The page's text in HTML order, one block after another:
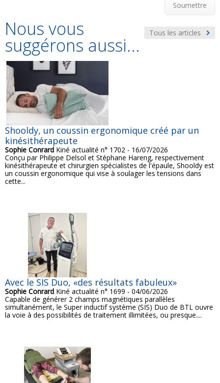
Soumettre
Tous les articles
Nous vous
suggérons aussi...
Shooldy, un coussin ergonomique créé par un
kinésithérapeute
Sophie Conrard Kiné actualité n° 1702 - 16/07/2026
Conçu par Philippe Delsol et Stéphane Hareng, respectivement
kinésithérapeute et chirurgien spécialistes de l'épaule, Shooldy est
un coussin ergonomique qui vise à soulager les tensions dans
cette...
Avec le SIS Duo, «des résultats fabuleux»
Sophie Conrard Kiné actualité n° 1699 - 04/06/2026
Capable de générer 2 champs magnétiques parallèles
simultanément, le Super inductif système (SIS) Duo de BTL ouvre
la voie à des possibilités de traitement illimitées, ou presque....